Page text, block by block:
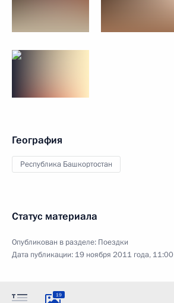
География
Республика Башкортостан
Статус материала
Опубликован в разделе: Поездки
Дата публикации: 19 ноября 2011 года, 11:00
19